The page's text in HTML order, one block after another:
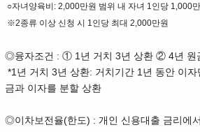
○자녀양육비: 2,000만원 범위 내 자녀 1인당 1,000
※2종류 이상 신청 시 1인당 최대 2,000만원
◎융자조건 : ① 1년 거치 3년 상환 ② 4년 원
*1년 거치 3년 상환: 거치기간 1년 동안 이
금과 이자를 분할 상환
◎이차보전율(한도) : 개인 신용대출 금리에